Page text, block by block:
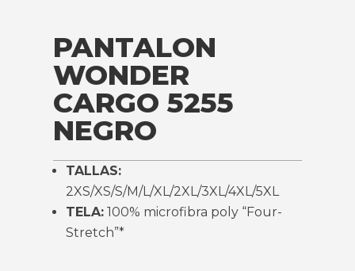
PANTALON
WONDER
CARGO 5255
NEGRO
TALLAS:
2XS/XS/S/M/L/XL/2XL/3XL/4XL/5XL
TELA: 100% microfibra poly “Four-
Stretch”*